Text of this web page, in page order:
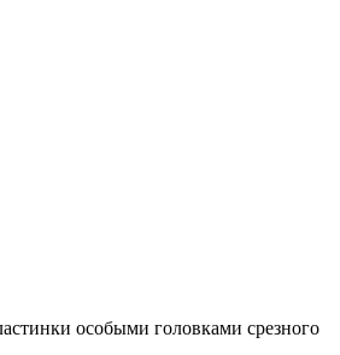
особыми головками срезного